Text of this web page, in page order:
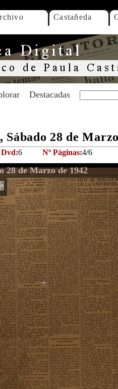
Castañeda
Destacadas
28 de
Dvd:6 Nº Páginas:4/6
de Marzo de 1942